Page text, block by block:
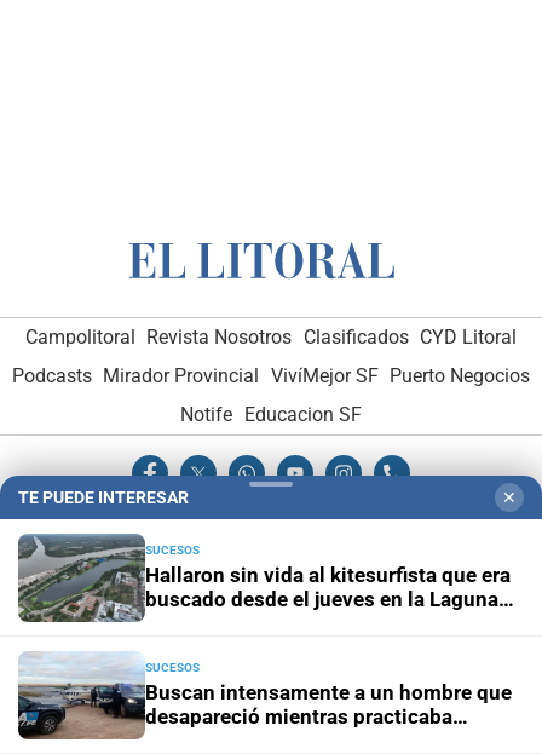
Campolitoral Revista Nosotros Clasificados CYD Litoral
Podcasts Mirador Provincial VivíMejor SF Puerto Negocios
Notife Educacion SF
Hemeroteca Digital (1930-1979)-Receptorías de avisos-
Opcionales con El Litoral
TE PUEDE INTERESAR ✕
SUCESOS
Hallaron sin vida al kitesurfista que era
buscado desde el jueves en la Laguna
SUCESOS
Buscan intensamente a un hombre que
desapareció mientras practicaba